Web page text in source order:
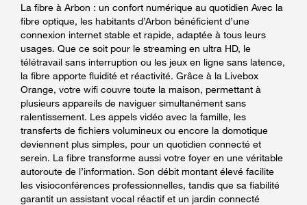
La fibre à Arbon : un confort numérique au quotidien Avec la
fibre optique, les habitants d’Arbon bénéficient d’une
connexion internet stable et rapide, adaptée à tous leurs
usages. Que ce soit pour le streaming en ultra HD, le
télétravail sans interruption ou les jeux en ligne sans latence,
la fibre apporte fluidité et réactivité. Grâce à la Livebox
Orange, votre wifi couvre toute la maison, permettant à
plusieurs appareils de naviguer simultanément sans
ralentissement. Les appels vidéo avec la famille, les
transferts de fichiers volumineux ou encore la domotique
deviennent plus simples, pour un quotidien connecté et
serein. La fibre transforme aussi votre foyer en une véritable
autoroute de l’information. Son débit montant élevé facilite
les visioconférences professionnelles, tandis que sa fiabilité
garantit un assistant vocal réactif et un jardin connecté